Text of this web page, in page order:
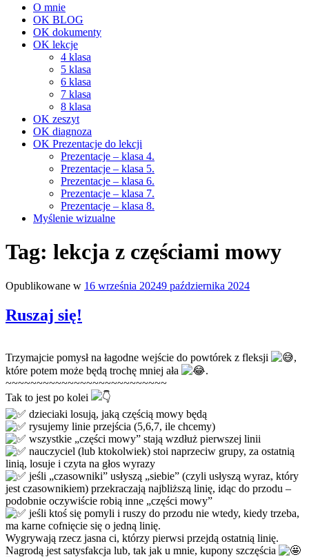
O mnie
OK BLOG
OK dokumenty
OK lekcje
4 klasa
5 klasa
6 klasa
7 klasa
8 klasa
OK zeszyt
OK diagnoza
OK Prezentacje do lekcji
Prezentacje – klasa 4.
Prezentacje – klasa 5.
Prezentacje – klasa 6.
Prezentacje – klasa 7.
Prezentacje – klasa 8.
Myślenie wizualne
Tag: lekcja z częściami mowy
Opublikowane w 16 września 20249 października 2024
Ruszaj się!
Trzymajcie pomysł na łagodne wejście do powtórek z fleksji
,
które potem może będą trochę mniej ała
.
~~~~~~~~~~~~~~~~~~~~~~~~~~
Tak to jest po kolei
dzieciaki losują, jaką częścią mowy będą
rysujemy linie przejścia (5,6,7, ile chcemy)
wszystkie „części mowy” stają wzdłuż pierwszej linii
nauczyciel (lub ktokolwiek) stoi naprzeciw grupy, za ostatnią
linią, losuje i czyta na głos wyrazy
jeśli „czasowniki” usłyszą „siebie” (czyli usłyszą wyraz, który
jest czasownikiem) przekraczają najbliższą linię, idąc do przodu –
podobnie oczywiście robią inne „części mowy”
jeśli ktoś się pomyli i ruszy do przodu nie wtedy, kiedy trzeba,
ma karne cofnięcie się o jedną linię.
Wygrywają rzecz jasna ci, którzy pierwsi przejdą ostatnią linię.
Nagrodą jest satysfakcja lub, tak jak u mnie, kupony szczęścia